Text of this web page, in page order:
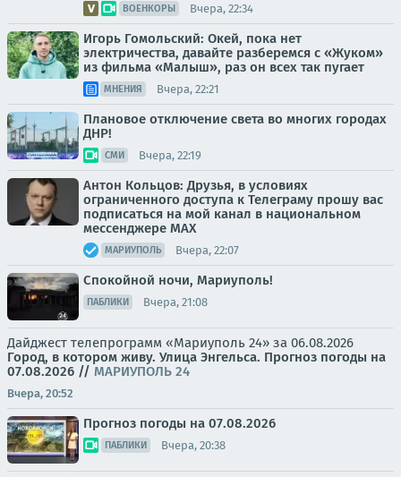
ВОЕНКОРЫ Вчера, 22:34
Игорь Гомольский: Окей, пока нет
электричества, давайте разберемся с «Жуком»
из фильма «Малыш», раз он всех так пугает
МНЕНИЯ Вчера, 22:21
Плановое отключение света во многих городах
ДНР!
СМИ Вчера, 22:19
Антон Кольцов: Друзья, в условиях
ограниченного доступа к Телеграму прошу вас
подписаться на мой канал в национальном
мессенджере МАХ
МАРИУПОЛЬ Вчера, 22:07
Спокойной ночи, Мариуполь!
ПАБЛИКИ Вчера, 21:08
Дайджест телепрограмм «Мариуполь 24» за 06.08.2026
Город, в котором живу. Улица Энгельса. Прогноз погоды на
07.08.2026 // МАРИУПОЛЬ 24
Вчера, 20:52
Прогноз погоды на 07.08.2026
ПАБЛИКИ Вчера, 20:38